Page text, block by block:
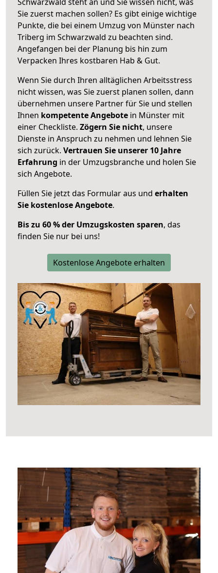
Sie zuerst machen sollen? Es gibt einige wichtige
Punkte, die bei einem Umzug von Münster nach
Triberg im Schwarzwald zu beachten sind.
Angefangen bei der Planung bis hin zum
Verpacken Ihres kostbaren Hab & Gut.
Wenn Sie durch Ihren alltäglichen Arbeitsstress
nicht wissen, was Sie zuerst planen sollen, dann
übernehmen unsere Partner für Sie und stellen
Ihnen kompetente Angebote in Münster mit
einer Checkliste. Zögern Sie nicht, unsere
Dienste in Anspruch zu nehmen und lehnen Sie
sich zurück. Vertrauen Sie unserer 10 Jahre
Erfahrung in der Umzugsbranche und holen Sie
sich Angebote.
Füllen Sie jetzt das Formular aus und erhalten
Sie kostenlose Angebote.
Bis zu 60 % der Umzugskosten sparen, das
finden Sie nur bei uns!
Kostenlose Angebote erhalten